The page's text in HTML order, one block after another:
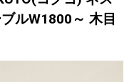
ルW1800～ 木目